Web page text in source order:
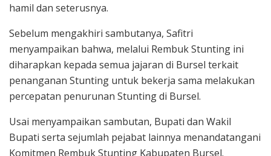
hamil dan seterusnya.
Sebelum mengakhiri sambutanya, Safitri
menyampaikan bahwa, melalui Rembuk Stunting ini
diharapkan kepada semua jajaran di Bursel terkait
penanganan Stunting untuk bekerja sama melakukan
percepatan penurunan Stunting di Bursel.
Usai menyampaikan sambutan, Bupati dan Wakil
Bupati serta sejumlah pejabat lainnya menandatangani
Komitmen Rembuk Stunting Kabupaten Bursel.